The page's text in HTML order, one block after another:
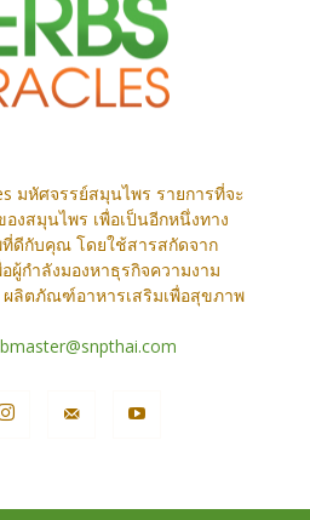
มหัศจรรย์สมุนไพร รายการที่จะ
งสมุนไพร เพื่อเป็นอีกหนึ่งทาง
ดีกับคุณ โดยใช้สารสกัดจาก
ผู้กำลังมองหาธุรกิจความงาม
ลิตภัณฑ์อาหารเสริมเพื่อสุขภาพ